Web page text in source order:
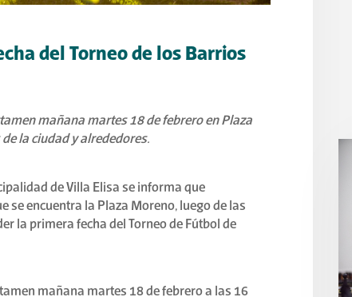
del Torneo de los Barrios
mañana martes 18 de febrero en Plaza
la ciudad y alrededores.
de Villa Elisa se informa que
se encuentra la Plaza Moreno, luego de las
la primera fecha del Torneo de Fútbol de
mañana martes 18 de febrero a las 16